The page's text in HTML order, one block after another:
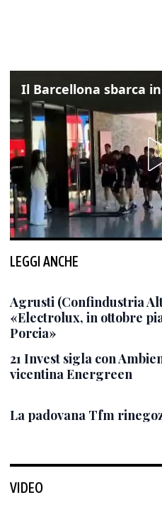
LEGGI ANCHE
Agrusti (Confindustria
«Electrolux, in ottobre
Porcia»
21 Invest sigla con
vicentina Energreen
La padovana Tfm
VIDEO